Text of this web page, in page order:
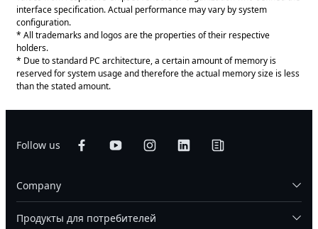
interface specification. Actual performance may vary by system
configuration.
* All trademarks and logos are the properties of their respective
holders.
* Due to standard PC architecture, a certain amount of memory is
reserved for system usage and therefore the actual memory size is less
than the stated amount.
Follow us
Company
Продукты для потребителей